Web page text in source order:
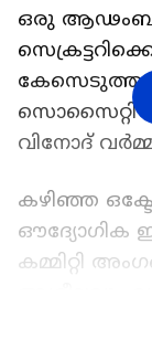
ഒരു
സൊസൈറ്റി
വിനോദ്
കഴിഞ്ഞ
ഔദ്യോഗിക
കമ്മിറ്റി